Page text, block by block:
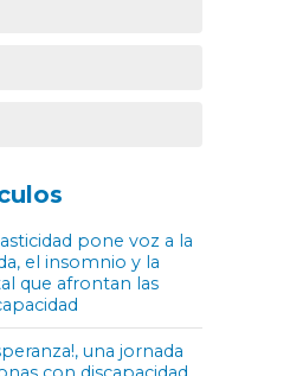
pone voz a la
el insomnio y la
que afrontan las
una jornada